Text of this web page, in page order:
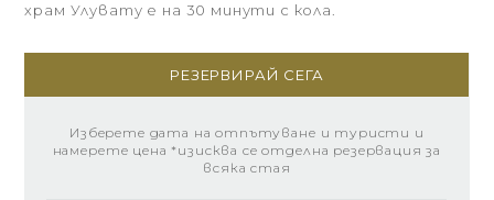
храм Улувату е на 30 минути с кола.
РЕЗЕРВИРАЙ СЕГА
Изберете дата на отпътуване и туристи и
намерете цена *изисква се отделна резервация за
всяка стая